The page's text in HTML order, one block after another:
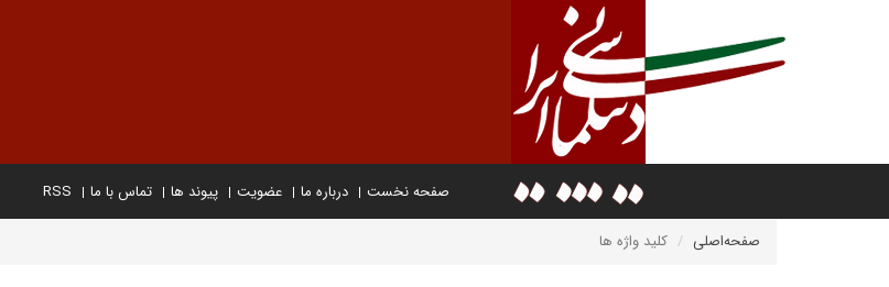
صفحه نخست درباره ما عضویت پیوند ها تماس با ما RSS
صفحه‌اصلی کلید واژه ها